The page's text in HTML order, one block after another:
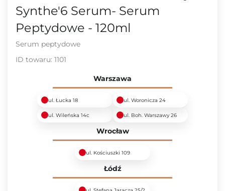
Synthe'6 Serum- Serum
Peptydowe - 120ml
Serum peptydowe
ID towaru: 1101
Warszawa
ul. Łucka 18 ul. Woronicza 24
ul. Wileńska 14c ul. Boh. Warszawy 26
Wrocław
ul. Kościuszki 109
Łódź